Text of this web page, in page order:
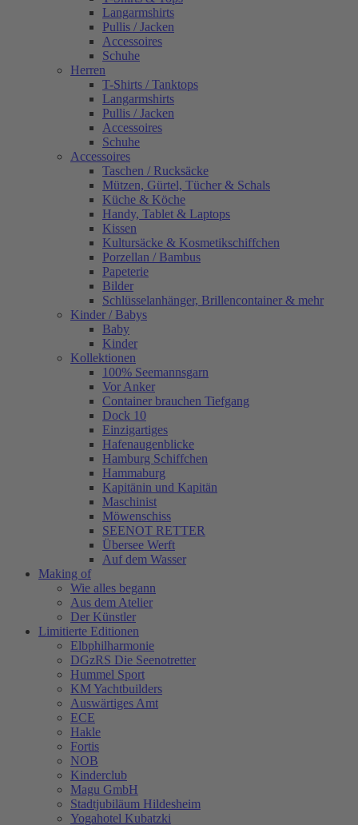
Langarmshirts
Pullis / Jacken
Accessoires
Schuhe
Herren
T-Shirts / Tanktops
Langarmshirts
Pullis / Jacken
Accessoires
Schuhe
Accessoires
Taschen / Rucksäcke
Mützen, Gürtel, Tücher & Schals
Küche & Köche
Handy, Tablet & Laptops
Kissen
Kultursäcke & Kosmetikschiffchen
Porzellan / Bambus
Papeterie
Bilder
Schlüsselanhänger, Brillencontainer & mehr
Kinder / Babys
Baby
Kinder
Kollektionen
100% Seemannsgarn
Vor Anker
Container brauchen Tiefgang
Dock 10
Einzigartiges
Hafenaugen­blicke
Hamburg Schiffchen
Hammaburg
Kapitänin und Kapitän
Maschinist
Möwenschiss
SEENOT RETTER
Übersee Werft
Auf dem Wasser
Making of
Wie alles begann
Aus dem Atelier
Der Künstler
Limitierte Editionen
Elbphilharmonie
DGzRS Die Seenotretter
Hummel Sport
KM Yachtbuilders
Auswärtiges Amt
ECE
Hakle
Fortis
NOB
Kinderclub
Magu GmbH
Stadtjubiläum Hildesheim
Yogahotel Kubatzki